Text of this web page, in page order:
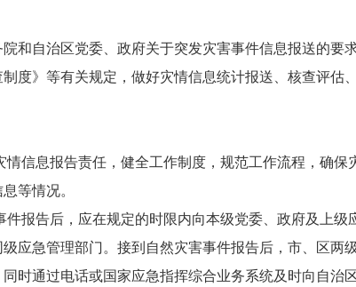
自治区党委、政府关于突发灾害事件信息报送的要
度》等有关规定，做好灾情信息统计报送、核查评估
息报告责任，健全工作制度，规范工作流程，确保
等情况。
告后，应在规定的时限内向本级党委、政府及上级
应急管理部门。接到自然灾害事件报告后，市、区两
时通过电话或国家应急指挥综合业务系统及时向自治